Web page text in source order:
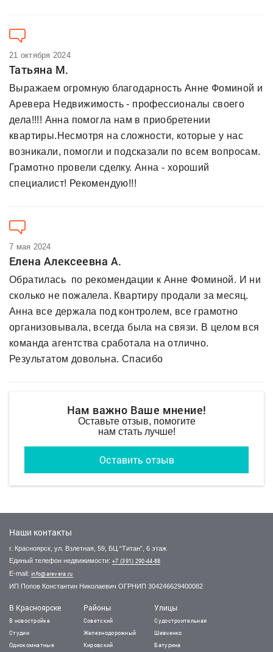
21 октября 2024
Татьяна М.
Выражаем огромную благодарность Анне Фоминой и
Аревера Недвижимость - профессионалы своего
дела!!!! Анна помогла нам в приобретении
квартиры.Несмотря на сложности, которые у нас
возникали, помогли и подсказали по всем вопросам.
Грамотно провели сделку. Анна - хороший
специалист! Рекомендую!!!
7 мая 2024
Елена Алексеевна А.
Обратилась по рекомендации к Анне Фоминой. И ни
сколько не пожалела. Квартиру продали за месяц.
Анна все держала под контролем, все грамотно
организовывала, всегда была на связи. В целом вся
команда агентства сработала на отлично.
Результатом довольна. Спасибо
Нам важно Ваше мнение!
Оставьте отзыв, помогите
нам стать лучше!
Оставить отзыв
28 000 000 руб.
136 386 руб./м
50 000 000 руб.
68 306 руб./м
4 500 000 руб.
54 878 руб./м
Наши контакты
г. Красноярск, ул. Взлетная, 59, БЦ “Титан”, 6 этаж
Единый телефон недвижимости: +7 (391) 290-44-88
E-mail: info@arevera.ru
ИП Попов Константин Николаевич ОГРНИП 304246629400082
В Красноярске
В новостройке
Студии
Однокомнатные
Районы
Советский
Железнодорожный
Кировский
Улицы
Судостроительная
Шевченко
Батурина